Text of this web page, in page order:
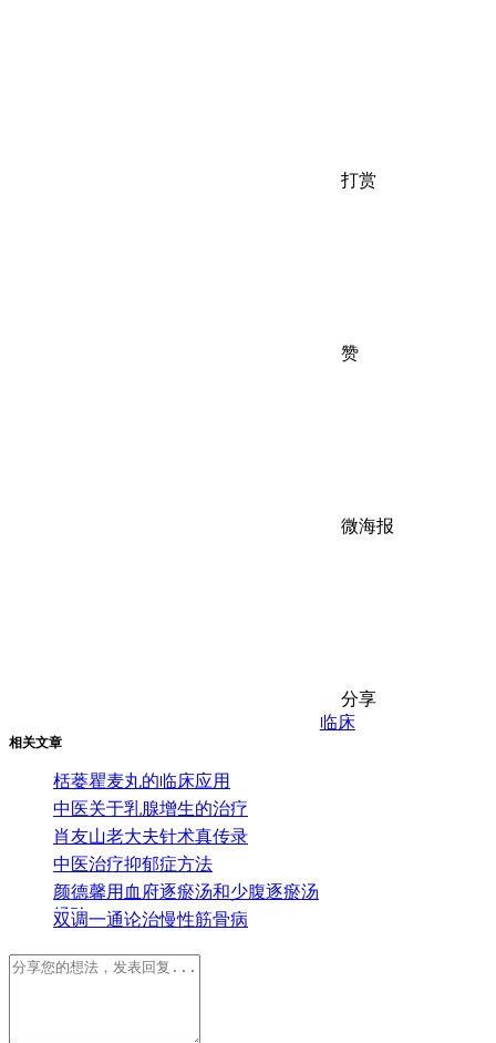
打赏
赞
微海报
分享
相关文章
栝蒌瞿麦丸的临床应用
中医关于乳腺增生的治疗
肖友山老大夫针术真传录
中医治疗抑郁症方法
颜德馨用血府逐瘀汤和少腹逐瘀汤
经验
双调一通论治慢性筋骨病
临床